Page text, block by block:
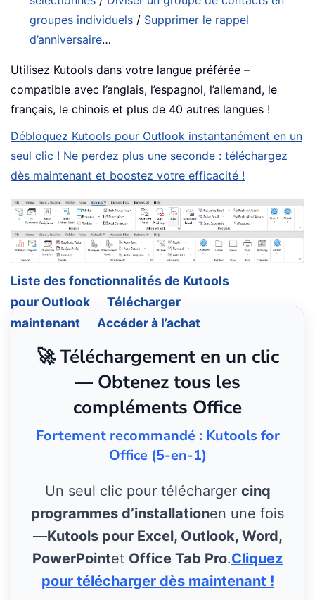
groupes individuels / Supprimer le rappel
d’anniversaire…
Utilisez Kutools dans votre langue préférée –
compatible avec l’anglais, l’espagnol, l’allemand, le
français, le chinois et plus de 40 autres langues !
Débloquez Kutools pour Outlook instantanément en un
seul clic ! Ne perdez plus une seconde : téléchargez
dès maintenant et boostez votre efficacité !
Liste des fonctionnalités de Kutools
pour Outlook
Télécharger
maintenant
Accéder à l’achat
🚀 Téléchargement en un clic
— Obtenez tous les
compléments Office
Fortement recommandé : Kutools for
Office (5-en-1)
Un seul clic pour télécharger cinq
programmes d’installationen une fois
—Kutools pour Excel, Outlook, Word,
PowerPointet Office Tab Pro.Cliquez
pour télécharger dès maintenant !